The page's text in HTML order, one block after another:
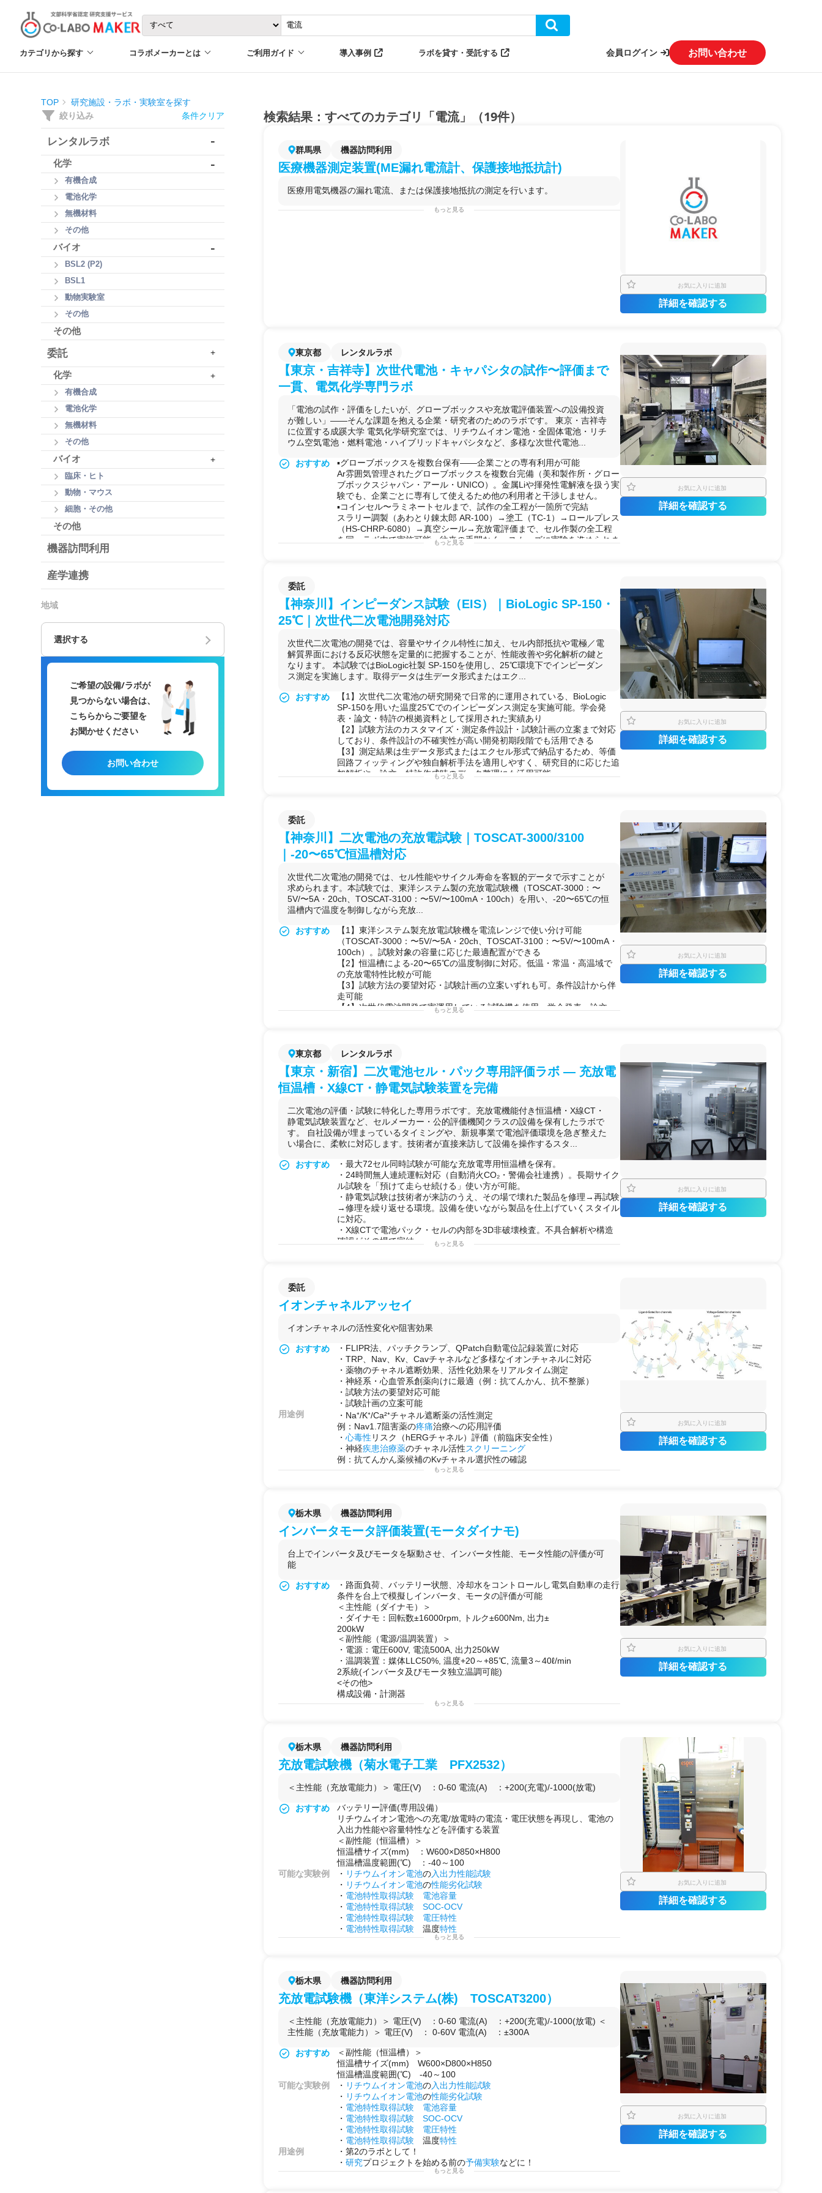
カテゴリから探す コラボメーカーとは ご利用ガイド 導入事例 ラボを貸す・受託する 会員ログイン お問い合わせ
TOP 研究施設・ラボ・実験室を探す
絞り込み 条件クリア
レンタルラボ -
化学 -
有機合成
電池化学
無機材料
その他
バイオ -
BSL2 (P2)
BSL1
動物実験室
その他
その他
委託 +
化学 +
有機合成
電池化学
無機材料
その他
バイオ +
臨床・ヒト
動物・マウス
細胞・その他
その他
機器訪問利用
産学連携
地域
選択する
ご希望の設備/ラボが
見つからない場合は、
こちらからご要望を
お聞かせください
お問い合わせ
検索結果：すべてのカテゴリ「電流」（19件）
群馬県 機器訪問利用
医療機器測定装置(ME漏れ電流計、保護接地抵抗計)
医療用電気機器の漏れ電流、または保護接地抵抗の測定を行います。
もっと見る
お気に入りに追加
詳細を確認する
東京都 レンタルラボ
【東京・吉祥寺】次世代電池・キャパシタの試作〜評価まで
一貫、電気化学専門ラボ
「電池の試作・評価をしたいが、グローブボックスや充放電評価装置への設備投資
が難しい」——そんな課題を抱える企業・研究者のためのラボです。 東京・吉祥寺
に位置する成蹊大学 電気化学研究室では、リチウムイオン電池・全固体電池・リチ
ウム空気電池・燃料電池・ハイブリッドキャパシタなど、多様な次世代電池...
おすすめ
▪️グローブボックスを複数台保有——企業ごとの専有利用が可能
Ar雰囲気管理されたグローブボックスを複数台完備（美和製作所・グロー
ブボックスジャパン・アール・UNICO）。金属Liや揮発性電解液を扱う実
験でも、企業ごとに専有して使えるため他の利用者と干渉しません。
▪️コインセル〜ラミネートセルまで、試作の全工程が一箇所で完結
スラリー調製（あわとり錬太郎 AR-100）→塗工（TC-1）→ロールプレス
（HS-CHRP-6080）→真空シール→充放電評価まで、セル作製の全工程
を同一ラボ内で実施可能。往来の手間なく、スムーズに実験を進められま
電池実験」から「予算獲得前のコンサル相談」まで柔軟に対応します。
▪️14台の充放電試験機で多条件の並行スクリーニングが可能
北斗電工 HJ1001SD8を14台保有。多条件の並行スクリーニングや長期サ
イクル試験をまとめて実施できます。
可能な実験例
・電池の試作
リチウムイオン電池（コインセル・ラミネートセル）の試作 / 全固体電池
セルの作製 /リチウム空気電池の試作 /ハイブリッド キャパシタ
の作製 /
燃料 電池
の作製
・電気化学評価
定電流充放電試験・長期サイクル試験 / 交流インピーダンス測定（EIS） /
サイクリックボルタンメトリー （CV） /イオン導電率測定 /
ディスク電極による触媒活性評価
・材料・
構造分析
Ar雰囲気下での電極表面SPM観察（SPM-9700） / 紫外可視・赤外 ・蛍光
分光分析 / 熱重量示差熱分析（TG-DTA） / 充放電中発生ガスのオンライ
ン質量分析・ガスクロ定量分析 /引張強度試験 / 電解液の
用途例
電極材料・バインダー・電解液を開発している素材メーカーが、LIBセル
への実装評価や充放電
サイクル試験を専門家の指導のもとで実施したい場
合。
企業が、作製手順から評価方法まで専門家によるO JT形式の技術指導を受
けながら段階的にスキルを習得したい場合。
揮発性の高い電解液を使う電解実験や特殊な電池系の試験を、安全なグロ
ーブボックス・ドラフト
もっと見る
お気に入りに追加
詳細を確認する
委託
【神奈川】インピーダンス試験（EIS）｜BioLogic SP-150・
25℃｜次世代二次電池開発対応
次世代二次電池の開発では、容量やサイクル特性に加え、セル内部抵抗や電極／電
解質界面における反応状態を定量的に把握することが、性能改善や劣化解析の鍵と
なります。 本試験ではBioLogic社製 SP-150を使用し、25℃環境下でインピーダン
ス測定を実施します。取得データは生データ形式またはエク...
おすすめ
【1】次世代二次電池の研究開発で日常的に運用されている、BioLogic
SP-150を用いた温度25℃でのインピーダンス測定を実施可能。学会発
表・論文・特許の根拠資料として採用された実績あり
【2】試験方法のカスタマイズ・測定条件設計・試験計画の立案まで対応
しており、条件設計の不確実性が高い開発初期段階でも活用できる
【3】測定結果は生データ形式またはエクセル形式で納品するため、等価
回路フィッティングや独自解析手法を適用しやすく、研究目的に応じた追
加解析や、論文・特許作成時のデータ整理にも活用可能
【2】試験方法・測定条件への要望対応（具体的な可変範囲は要相談）
【3】試験計画の立案（受託研究としての対応）
【4】関連試験：充放電試験
度-20〜65℃可変）
◆用途例
【1】次世代二次電池（リチウムイオン電池・全固体電池等）の開発時の
内部抵抗・等価回路評価
【2】電極材料・電解質変更時の電気化学特性比較データ取得
【3】学会発表・論文投稿に向けた電気化学測定エビデンスデータの整備
【4】特許出願時の性能エビデンス取得
【5】セル劣化解析・寿命予測に向けたEIS測定データの取得
もっと見る
お気に入りに追加
詳細を確認する
委託
【神奈川】二次電池の充放電試験｜TOSCAT-3000/3100
｜-20〜65℃恒温槽対応
次世代二次電池の開発では、セル性能やサイクル寿命を客観的データで示すことが
求められます。本試験では、東洋システム製の充放電試験機（TOSCAT-3000：〜
5V/〜5A・20ch、TOSCAT-3100：〜5V/〜100mA・100ch）を用い、-20〜65℃の恒
温槽内で温度を制御しながら充放...
おすすめ
【1】東洋システム製充放電試験機を電流レンジで使い分け可能
（TOSCAT-3000：〜5V/〜5A・20ch、TOSCAT-3100：〜5V/〜100mA・
100ch）。試験対象の容量に応じた最適配置ができる
【2】恒温槽による-20〜65℃の温度制御に対応。低温・常温・高温域で
の充放電特性比較が可能
【3】試験方法の要望対応・試験計画の立案いずれも可。条件設計から伴
走可能
【4】次世代電池開発で実運用している試験機を使用。学会発表・論文・
【1】TOSCAT-3000を用いた充放電試験（電圧〜5V／電流〜5A／20ch）
100ch）
【3】-20〜65℃の恒温槽による温度制御下での充放電試験
【4】試験計画の立案・試験条件設計を含む伴走型の充放電試験
【5】関連試験：BioLogic SP-150による インピーダンス試験
（25℃）
◆用途例
【1】次世代二次電池（リチウムイオン・全固体・ポストリチウム等）の
セル性能評価
【2】開発フェーズにおける充放電サイクル特性データの取得
【3】学会発表・論文・特許申請向けの根拠データ整備
【4】温度依存性評価（低温〜高温域における充放電挙動の比較）
【5】電極材料・電解質改良時の性能比較・条件最適化
もっと見る
お気に入りに追加
詳細を確認する
東京都 レンタルラボ
【東京・新宿】二次電池セル・パック専用評価ラボ — 充放電
恒温槽・X線CT・静電気試験装置を完備
二次電池の評価・試験に特化した専用ラボです。充放電機能付き恒温槽・X線CT・
静電気試験装置など、セルメーカー・公的評価機関クラスの設備を保有したラボで
す。 自社設備が埋まっているタイミングや、新規事業で電池評価環境を急ぎ整えた
い場合に、柔軟に対応します。技術者が直接来訪して設備を操作するスタ...
おすすめ
・最大72セル同時試験が可能な充放電専用恒温槽を保有。
・24時間無人連続運転対応（自動消火CO₂・警備会社連携）。長期サイク
ル試験を「預けて走らせ続ける」使い方が可能。
・静電気試験は技術者が来訪のうえ、その場で壊れた製品を修理→再試験
→修理を繰り返せる環境。設備を使いながら製品を仕上げていくスタイル
に対応。
・X線CTで電池パック・セルの内部を3D非破壊検査。不具合解析や構造
確認がその場で完結。
・セル・パックのインピーダンス（内部抵抗）測定
・静電気イミュニティ試験（その場で修理→再試験のループも可）
・BMS回路波形解析・絶縁抵抗試験
・長期在庫品の補充電・不活性セルの選別
・自社充放電装置が稼働中で空きがない場合の利用
・新規事業立ち上げ期に電池 評価環境を低コスト・短期間で確保したい場
合
・海外調達した電池 パックの
・ 静電気試験を設計担当者が自分の手で繰り返しながら
開発チーム
・長期サイクル試験（100回〜数百回以上）を外部に預けたい場合
もっと見る
お気に入りに追加
詳細を確認する
委託
イオンチャネルアッセイ
イオンチャネルの活性変化や阻害効果
おすすめ
・FLIPR法、パッチクランプ、QPatch自動電位記録装置に対応
・TRP、Nav、Kv、Cavチャネルなど多様なイオンチャネルに対応
・薬物のチャネル遮断効果、活性化効果をリアルタイム測定
・神経系・心血管系創薬向けに最適（例：抗てんかん、抗不整脈）
・試験方法の要望対応可能
・試験計画の立案可能
用途例
・Na⁺/K⁺/Ca²⁺チャネル遮断薬の活性測定
例：Nav1.7阻害薬の疼痛治療への応用評価
・心毒性 リスク（hERGチャネル）評価（前臨床安全性）
・神経疾患治療薬のチャネル活性スクリーニング
例：抗てんかん薬候補のKvチャネル選択性の確認
もっと見る
お気に入りに追加
詳細を確認する
栃木県 機器訪問利用
インバータモータ評価装置(モータダイナモ)
台上でインバータ及びモータを駆動させ、インバータ性能、モータ性能の評価が可
能
おすすめ
・路面負荷、バッテリー状態、冷却水をコントロールし電気自動車の走行
条件を台上で模擬しインバータ、モータの評価が可能
＜主性能（ダイナモ）＞
・ダイナモ：回転数±16000rpm, トルク±600Nm, 出力±
200kW
＜副性能（電源/温調装置）＞
・電源：電圧600V, 電流500A, 出力250kW
・温調装置：媒体LLC50%, 温度+20～+85℃, 流量3～40ℓ/min
2系統(インバータ及びモータ独立温調可能)
<その他>
構成設備・計測器
計測器(パワーメータ、電流、電圧センサ、オシロスコープ)は設備に付帯
・評価対象以外のモータ、インバータ(治具として)
(評価対象がモータならインバータ、インバータならモータ)
可能な実験例
・
出力特性
・効率(損失)測定
・熱性能
測定
・制御性能確認
・ 耐久試験 等
・第2のラボとして！
・研究プロジェクトを始める前の 予備実験
・自社で行えないサイドプロジェクト を行う場としての使用
・インバータ、モータ及びシステム(モータ+インバータ)での各種機能、
性能評価機能、性能評価
もっと見る
お気に入りに追加
詳細を確認する
栃木県 機器訪問利用
充放電試験機（菊水電子工業 PFX2532）
＜主性能（充放電能力）＞ 電圧(V) ：0-60 電流(A) ：+200(充電)/-1000(放電)
おすすめ
バッテリー評価(専用設備）
リチウムイオン電池への充電/放電時の電流・電圧状態を再現し、電池の
入出力性能や容量特性などを評価する装置
＜副性能（恒温槽）＞
恒温槽サイズ(mm) ：W600×D850×H800
恒温槽温度範囲(℃) ：-40～100
可能な実験例
・ リチウムイオン電池の入出力性能試験
・ リチウムイオン電池の性能劣化試験
・ 電池特性取得試験
電池容量
・ 電池特性取得試験
SOC-OCV
・ 電池特性取得試験
電圧特性
・ 電池特性取得試験 温度特性
用途例
・第2のラボとして！
が可能です
もっと見る
お気に入りに追加
詳細を確認する
栃木県 機器訪問利用
充放電試験機（東洋システム(株) TOSCAT3200）
＜主性能（充放電能力）＞ 電圧(V) ：0-60 電流(A) ：+200(充電)/-1000(放電) ＜
主性能（充放電能力）＞ 電圧(V) ： 0-60V 電流(A) ：±300A
おすすめ
＜副性能（恒温槽）＞
恒温槽サイズ(mm) W600×D800×H850
恒温槽温度範囲(℃) -40～100
可能な実験例
・ リチウムイオン電池の入出力性能試験
・ リチウムイオン電池の性能劣化試験
・ 電池特性取得試験
電池容量
・ 電池特性取得試験
SOC-OCV
・ 電池特性取得試験
電圧特性
・ 電池特性取得試験 温度特性
用途例
・第2のラボとして！
・研究プロジェクトを始める前の予備実験などに！
・自社で行えないサイドプロジェクトを行う場としての使用
もっと見る
お気に入りに追加
詳細を確認する